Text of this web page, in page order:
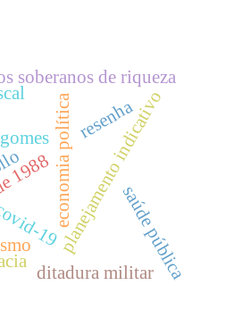
economia política
planejamento indicativo
19 saúde pública
soberanos de riqueza
ditadura militar
resenha